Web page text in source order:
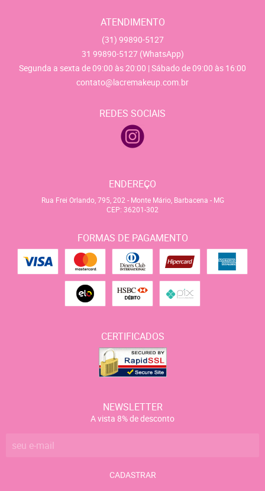
ATENDIMENTO
(31) 99890-5127
31 99890-5127 (WhatsApp)
Segunda a sexta de 09:00 às 20:00 | Sábado de 09:00 às 16:00
contato@lacremakeup.com.br
REDES SOCIAIS
ENDEREÇO
Rua Frei Orlando, 795, 202 - Monte Mário, Barbacena - MG
CEP: 36201-302
FORMAS DE PAGAMENTO
CERTIFICADOS
NEWSLETTER
A vista 8% de desconto
CADASTRAR